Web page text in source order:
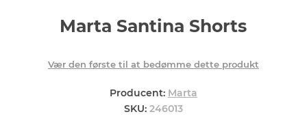
Marta Santina Shorts
Vær den første til at bedømme dette produkt
Producent: Marta
SKU: 246013